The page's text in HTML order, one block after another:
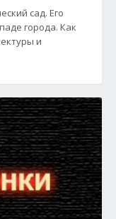
сад. Его
города. Как
и